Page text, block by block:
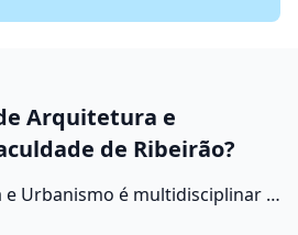
Arquitetura e
de Ribeirão?
Urbanismo é multidisciplinar e